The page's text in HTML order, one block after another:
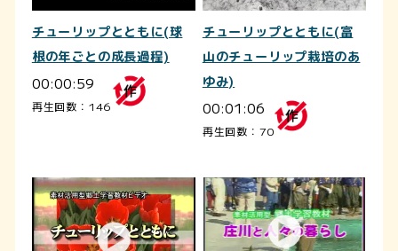
チューリップとともに(球
根の年ごとの成長過程)
00:00:59
再生回数：146
チューリップとともに(富
山のチューリップ栽培のあ
ゆみ)
00:01:06
再生回数：70